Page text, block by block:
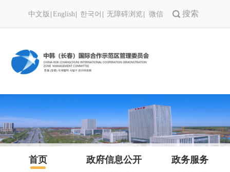
中文版 English 한국어 无障碍浏览 微信
首页 政府信息公开
政务服务